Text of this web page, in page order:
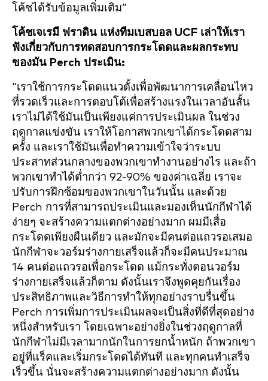
โค้ชได้รับข้อมูลเพิ่มเติม”
โค้ชเจเรมี ฟราดิน แห่งทีมเบสบอล UCF เล่าให้เรา
ฟังเกี่ยวกับการทดสอบการกระโดดและผลกระทบ
ของมัน Perch ประเมิน:
“เราใช้การกระโดดแนวตั้งเพื่อพัฒนาการเคลื่อนไหว
ที่รวดเร็วและการตอบโต้เพื่อสร้างแรงในเวลาอันสั้น
เราไม่ได้ใช้มันเป็นเพียงแค่การประเมินผล ในช่วง
ฤดูกาลแข่งขัน เราให้โอกาสพวกเขาได้กระโดดสาม
ครั้ง และเราใช้มันเพื่อทำความเข้าใจว่าระบบ
ประสาทส่วนกลางของพวกเขาทำงานอย่างไร และถ้า
พวกเขาทำได้ต่ำกว่า 92-90% ของค่าเฉลี่ย เราจะ
ปรับการฝึกซ้อมของพวกเขาในวันนั้น และด้วย
Perch การที่สามารถประเมินและมองเห็นนักกีฬาได้
ง่ายๆ จะสร้างความแตกต่างอย่างมาก ผมมีเสื่อ
กระโดดเพียงผืนเดียว และมักจะมีคนต่อแถวรอเสมอ
นักกีฬาจะวอร์มร่างกายเสร็จแล้วก็จะมีคนประมาณ
14 คนต่อแถวรอเพื่อกระโดด แม้กระทั่งตอนวอร์ม
ร่างกายเสร็จแล้วก็ตาม ดังนั้นเราจึงพูดคุยกันเรื่อง
ประสิทธิภาพและวิธีการทำให้ทุกอย่างราบรื่นขึ้น
Perch การเพิ่มการประเมินผลจะเป็นสิ่งที่ดีที่สุดอย่าง
หนึ่งสำหรับเรา โดยเฉพาะอย่างยิ่งในช่วงฤดูกาลที่
นักกีฬาไม่มีเวลามากนักในการยกน้ำหนัก ถ้าพวกเขา
อยู่ที่แร็คและเริ่มกระโดดได้ทันที และทุกคนทำเสร็จ
เร็วขึ้น นั่นจะสร้างความแตกต่างอย่างมาก ดังนั้น